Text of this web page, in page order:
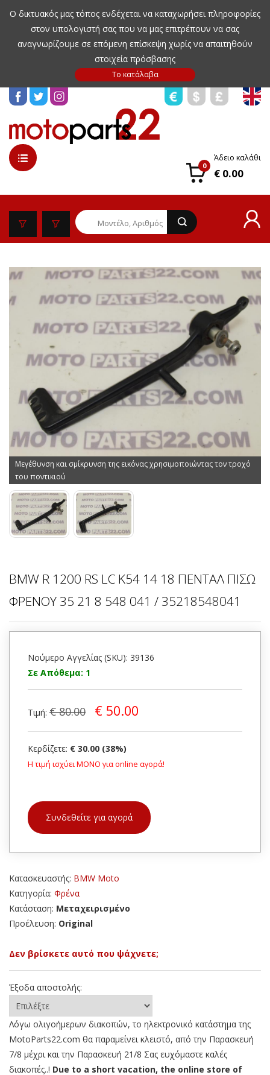
Ο δικτυακός μας τόπος ενδέχεται να καταχωρήσει πληροφορίες
στον υπολογιστή σας που να μας επιτρέπουν να σας
αναγνωρίζουμε σε επόμενη επίσκεψη χωρίς να απαιτηθούν
στοιχεία πρόσβασης
0
Άδειο καλάθι
€ 0.00
Μεγέθυνση και σμίκρυνση της εικόνας χρησιμοποιώντας τον τροχό
του ποντικιού
BMW R 1200 RS LC K54 14 18 ΠΕΝΤΑΛ ΠΙΣΩ
ΦΡΕΝΟΥ 35 21 8 548 041 / 35218548041
Νούμερο Αγγελίας (SKU): 39136
Σε Απόθεμα: 1
Τιμή: € 80.00 € 50.00
Κερδίζετε: € 30.00 (38%)
Η τιμή ισχύει ΜΟΝΟ για online αγορά!
Συνδεθείτε για αγορά
Κατασκευαστής: BMW Moto
Κατηγορία: Φρένα
Κατάσταση: Μεταχειρισμένο
Προέλευση: Original
Δεν βρίσκετε αυτό που ψάχνετε;
Έξοδα αποστολής:
Λόγω ολιγοήμερων διακοπών, το ηλεκτρονικό κατάστημα της
MotoParts22.com θα παραμείνει κλειστό, από την Παρασκευή
7/8 μέχρι και την Παρασκευή 21/8 Σας ευχόμαστε καλές
διακοπές..! Due to a short vacation, the online store of